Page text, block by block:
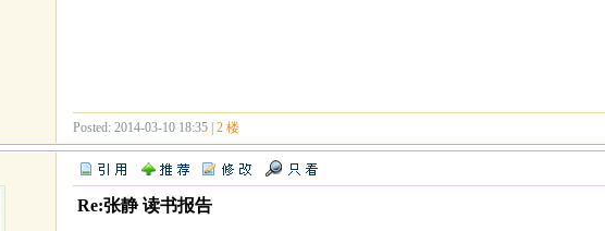
Posted: 2014-03-10 18:35 | 2 楼
Re:张静 读书报告